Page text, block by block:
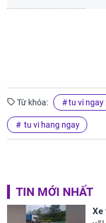
Từ khóa: tu vi ngay
tu vi hang ngay
TIN MỚI NHẤT
Xe